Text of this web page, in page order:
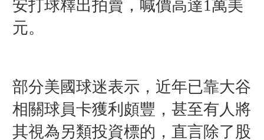
安打球釋出拍賣，喊價高達1萬美
元。
部分美國球迷表示，近年已靠大谷
相關球員卡獲利頗豐，甚至有人將
其視為另類投資標的，直言除了股